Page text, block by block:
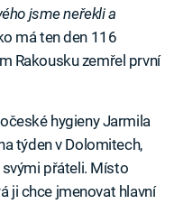
jsme neřekli a
má ten den 116
Rakousku zemřel první
hygieny Jarmila
týden v Dolomitech,
přáteli. Místo
ji chce jmenovat hlavní